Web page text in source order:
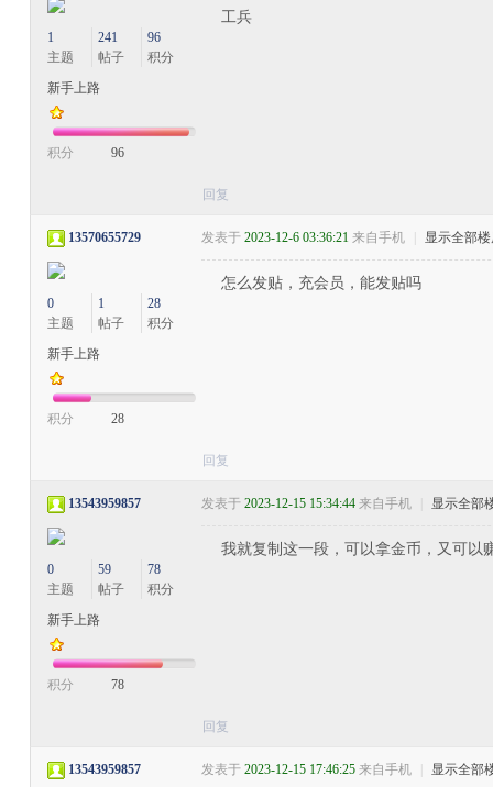
1
主题
241
帖子
96
积分
新手上路
积分 96
工兵
回复
13570655729
0
主题
1
帖子
28
积分
新手上路
积分 28
发表于 2023-12-6 03:36:21 来自手机 显示全部
怎么发贴，充会员，能发贴吗
回复
13543959857
0
主题
59
帖子
78
积分
新手上路
积分 78
发表于 2023-12-15 15:34:44 来自手机 显示全部
我就复制这一段，可以拿金币，又可以
回复
13543959857 发表于 2023-12-15 17:46:25 来自手机 显示全部